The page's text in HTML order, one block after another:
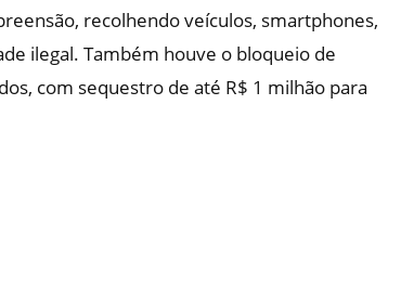
recolhendo veículos, smartphones,
ilegal. Também houve o bloqueio de
com sequestro de até R$ 1 milhão para